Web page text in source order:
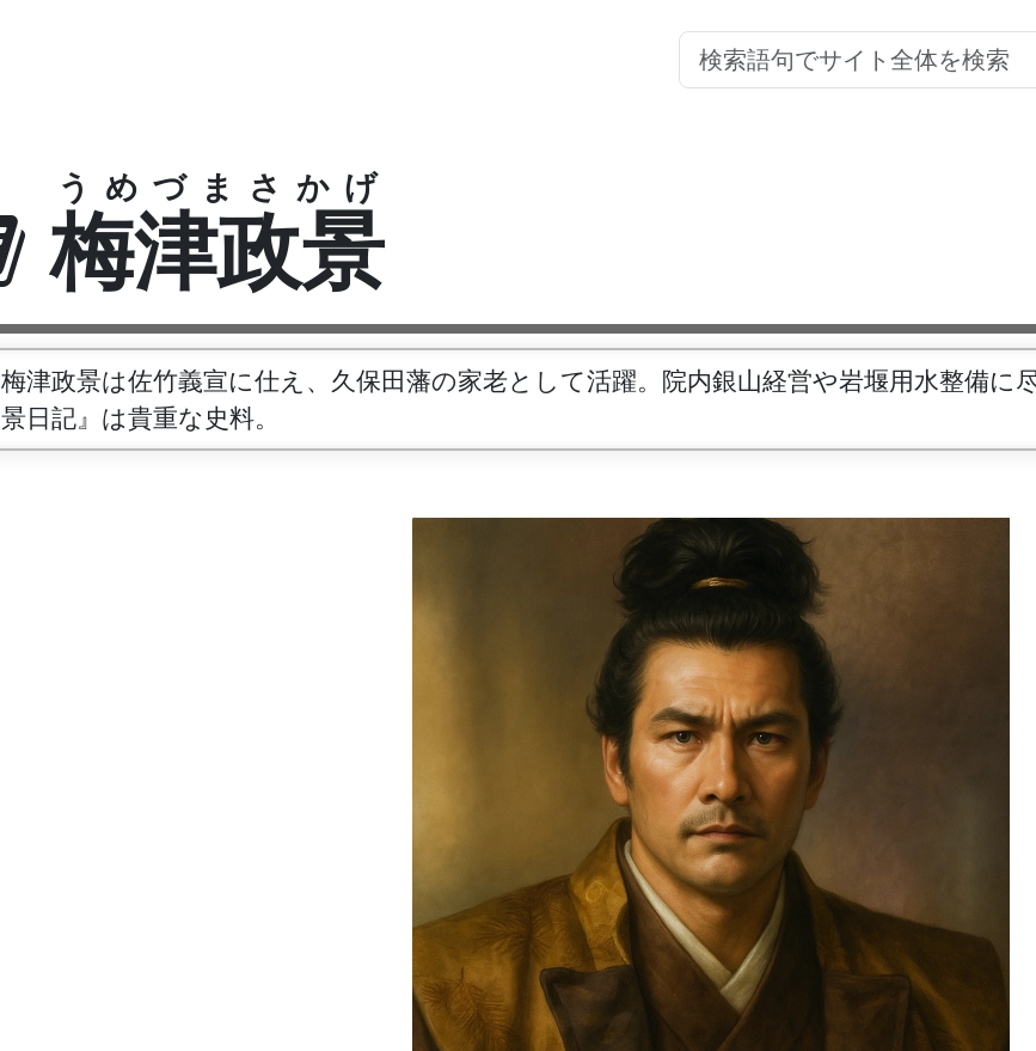
梅津政景
うめづまさかげ
梅津政景は佐竹義宣に仕え、久保田藩の家老として活躍。院内銀山経営や岩堰用水整備に
景日記』は貴重な史料。